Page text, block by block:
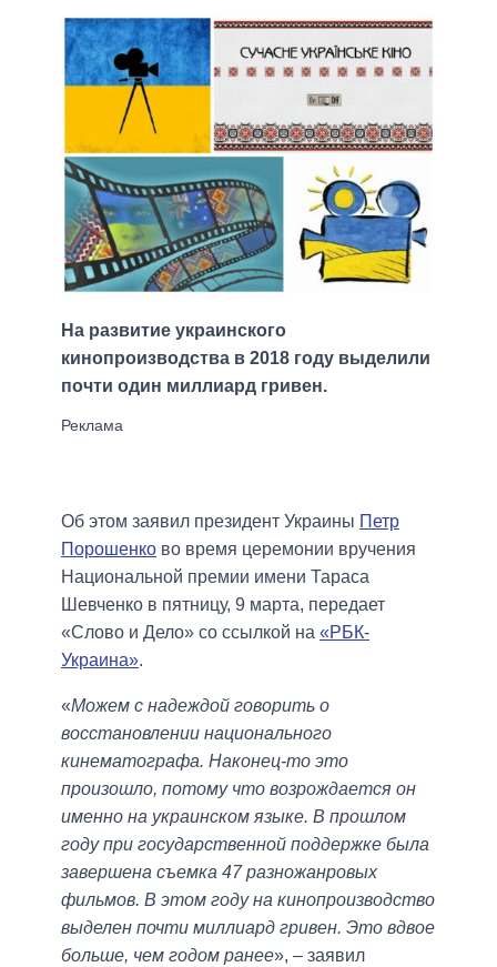
На развитие украинского
кинопроизводства в 2018 году выделили
почти один миллиард гривен.
Об этом заявил президент Украины Петр
Порошенко во время церемонии вручения
Национальной премии имени Тараса
Шевченко в пятницу, 9 марта, передает
«Слово и Дело» со ссылкой на «РБК-
Украина».
«Можем с надеждой говорить о
восстановлении национального
кинематографа. Наконец-то это
произошло, потому что возрождается он
именно на украинском языке. В прошлом
году при государственной поддержке была
завершена съемка 47 разножанровых
фильмов. В этом году на кинопроизводство
выделен почти миллиард гривен. Это вдвое
больше, чем годом ранее», – заявил